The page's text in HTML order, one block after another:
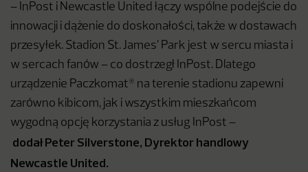
– InPost i Newcastle United łączy wspólne podejście do
innowacji i dążenie do doskonałości, także w dostawach
przesyłek. Stadion St. James’ Park jest w sercu miasta i
w sercach fanów – co dostrzegł InPost. Dlatego
urządzenie Paczkomat® na terenie stadionu zapewni
zarówno kibicom, jak i wszystkim mieszkańcom
wygodną opcję korzystania z usług InPost –
dodałPeter Silverstone, Dyrektor handlowy
Newcastle United.